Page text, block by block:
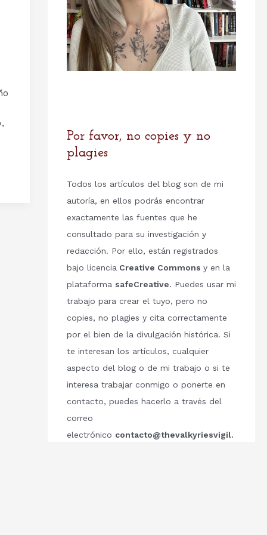
Por favor, no copies y no
plagies
Todos los artículos del blog son de mi
autoría, en ellos podrás encontrar
exactamente las fuentes que he
consultado para su investigación y
redacción. Por ello, están registrados
bajo licencia Creative Commons y en la
plataforma safeCreative. Puedes usar mi
trabajo para crear el tuyo, pero no
copies, no plagies y cita correctamente
por el bien de la divulgación histórica. Si
te interesan los artículos, cualquier
aspecto del blog o de mi trabajo o si te
interesa trabajar conmigo o ponerte en
contacto, puedes hacerlo a través del
correo
electrónico contacto@thevalkyriesvigil.